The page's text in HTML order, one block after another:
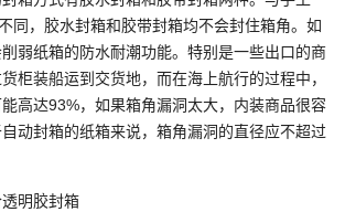
同，胶水封箱和胶带封箱均不会封住箱角。如
弱纸箱的防水耐潮功能。特别是一些出口的商
柜装船运到交货地，而在海上航行的过程中，
高达93%，如果箱角漏洞太大，内装商品很容
动封箱的纸箱来说，箱角漏洞的直径应不超过
明胶封箱